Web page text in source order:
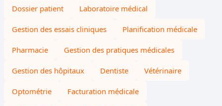
Dossier patient Laboratoire médical
Gestion des essais cliniques Planification médicale
Pharmacie Gestion des pratiques médicales
Gestion des hôpitaux Dentiste Vétérinaire
Optométrie Facturation médicale